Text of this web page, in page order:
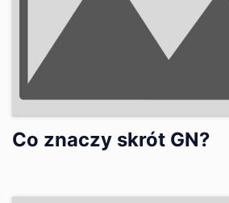
Co znaczy skrót GN?